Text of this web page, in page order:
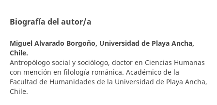
Biografía del autor/a
Miguel Alvarado Borgoño, Universidad de Playa Ancha,
Chile.
Antropólogo social y sociólogo, doctor en Ciencias Humanas
con mención en filología románica. Académico de la
Facultad de Humanidades de la Universidad de Playa Ancha,
Chile.